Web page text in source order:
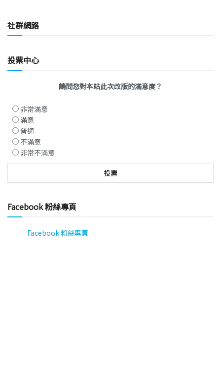
社群網路
投票中心
請問您對本站此次改版的滿意度？
非常滿意
滿意
普通
不滿意
非常不滿意
Facebook 粉絲專頁
Facebook 粉絲專頁